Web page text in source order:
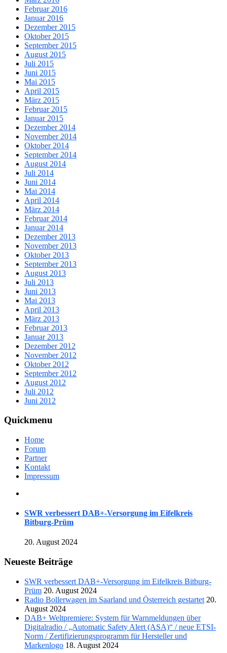
Februar 2016
Januar 2016
Dezember 2015
Oktober 2015
September 2015
August 2015
Juli 2015
Juni 2015
Mai 2015
April 2015
März 2015
Februar 2015
Januar 2015
Dezember 2014
November 2014
Oktober 2014
September 2014
August 2014
Juli 2014
Juni 2014
Mai 2014
April 2014
März 2014
Februar 2014
Januar 2014
Dezember 2013
November 2013
Oktober 2013
September 2013
August 2013
Juli 2013
Juni 2013
Mai 2013
April 2013
März 2013
Februar 2013
Januar 2013
Dezember 2012
November 2012
Oktober 2012
September 2012
August 2012
Juli 2012
Juni 2012
Quickmenu
Home
Forum
Partner
Kontakt
Impressum
SWR verbessert DAB+-Versorgung im Eifelkreis
Bitburg-Prüm
20. August 2024
Neueste Beiträge
SWR verbessert DAB+-Versorgung im Eifelkreis Bitburg-
Prüm 20. August 2024
Radio Bollerwagen im Saarland und Österreich gestartet 20.
August 2024
DAB+ Weltpremiere: System für Warnmeldungen über
Digitalradio / „Automatic Safety Alert (ASA)“ / neue ETSI-
Norm / Zertifizierungsprogramm für Hersteller und
Markenlogo 18. August 2024